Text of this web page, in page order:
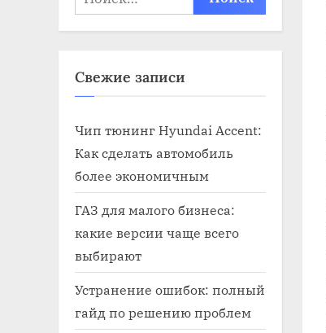
Свежие записи
Чип тюнинг Hyundai Accent:
Как сделать автомобиль
более экономичным
ГАЗ для малого бизнеса:
какие версии чаще всего
выбирают
Устранение ошибок: полный
гайд по решению проблем